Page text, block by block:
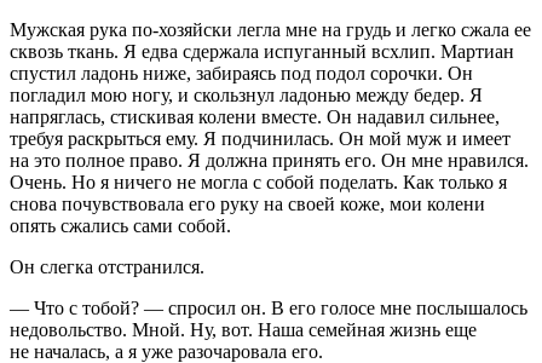
Мужская рука по-хозяйски легла мне на грудь и легко сжала ее
сквозь ткань. Я едва сдержала испуганный всхлип. Мартиан
спустил ладонь ниже, забираясь под подол сорочки. Он
погладил мою ногу, и скользнул ладонью между бедер. Я
напряглась, стискивая колени вместе. Он надавил сильнее,
требуя раскрыться ему. Я подчинилась. Он мой муж и имеет
на это полное право. Я должна принять его. Он мне нравился.
Очень. Но я ничего не могла с собой поделать. Как только я
снова почувствовала его руку на своей коже, мои колени
опять сжались сами собой.
Он слегка отстранился.
— Что с тобой? — спросил он. В его голосе мне послышалось
недовольство. Мной. Ну, вот. Наша семейная жизнь еще
не началась, а я уже разочаровала его.